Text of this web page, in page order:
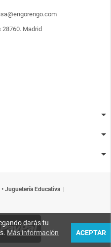
28760. Madrid
• Juguetería Educativa
darás tu
Más información
ACEPTAR